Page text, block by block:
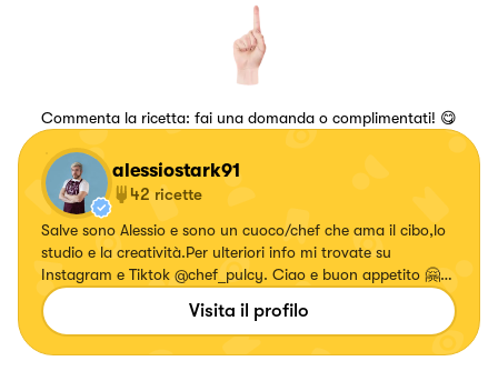
Commenta la ricetta: fai una domanda o complimentati! 😋
alessiostark91
42 ricette
Salve sono Alessio e sono un cuoco/chef che ama il cibo,lo
studio e la creatività.Per ulteriori info mi trovate su
Instagram e Tiktok @chef_pulcy. Ciao e buon appetito 🤗
🧑‍🍳 https://bit.ly/34BQApp
Visita il profilo